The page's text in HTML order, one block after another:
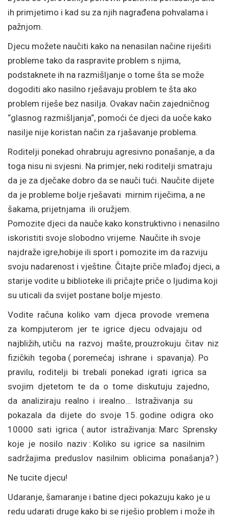
ih primjetimo i kad su za njih nagrađena pohvalama i
pažnjom.
Djecu možete naučiti kako na nenasilan načine riješiti
probleme tako da raspravite problem s njima,
podstaknete ih na razmišljanje o tome šta se može
dogoditi ako nasilno rješavaju problem te šta ako
problem riješe bez nasilja. Ovakav način zajedničnog
“glasnog razmišljanja“, pomoći će djeci da uoče kako
nasilje nije koristan način za rjašavanje problema.
Roditelji ponekad ohrabruju agresivno ponašanje, a da
toga nisu ni svjesni. Na primjer, neki roditelji smatraju
da je za dječake dobro da se nauči tući. Naučite dijete
da je probleme bolje rješavati mirnim riječima, a ne
šakama, prijetnjama ili oružjem.
Pomozite djeci da nauče kako konstruktivno i nenasilno
iskoristiti svoje slobodno vrijeme. Naučite ih svoje
najdraže igre,hobije ili sport i pomozite im da razviju
svoju nadarenost i vještine. Čitajte priče mlađoj djeci, a
starije vodite u biblioteke ili pričajte priče o ljudima koji
su uticali da svijet postane bolje mjesto.
Vodite računa koliko vam djeca provode vremena
za kompjuterom jer te igrice djecu odvajaju od
najbližih, utiču na razvoj mašte, prouzrokuju čitav niz
fizičkih tegoba ( poremećaj ishrane i spavanja). Po
pravilu, roditelji bi trebali ponekad igrati igrica sa
svojim djetetom te da o tome diskutuju zajedno,
da analiziraju realno i irealno… Istraživanja su
pokazala da dijete do svoje 15. godine odigra oko
10000 sati igrica ( autor istraživanja: Marc Sprensky
koje je nosilo naziv : Koliko su igrice sa nasilnim
sadržajima preduslov nasilnim oblicima ponašanja? )
Ne tucite djecu!
Udaranje, šamaranje i batine djeci pokazuju kako je u
redu udarati druge kako bi se riješio problem i može ih